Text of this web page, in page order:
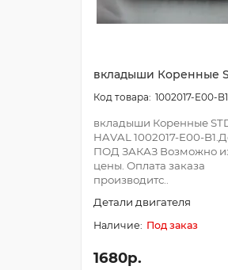
вкладыши Коренные
1002017-E00-B1
вкладыши Коренные
HAVAL 1002017-E00-
ПОД ЗАКАЗ Возможно
цены. Оплата заказа
производитс..
Детали двигателя
Под заказ
1680р.